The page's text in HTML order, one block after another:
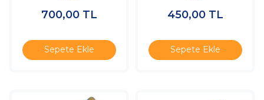
700,00 TL
Sepete Ekle
450,00 TL
Sepete Ekle